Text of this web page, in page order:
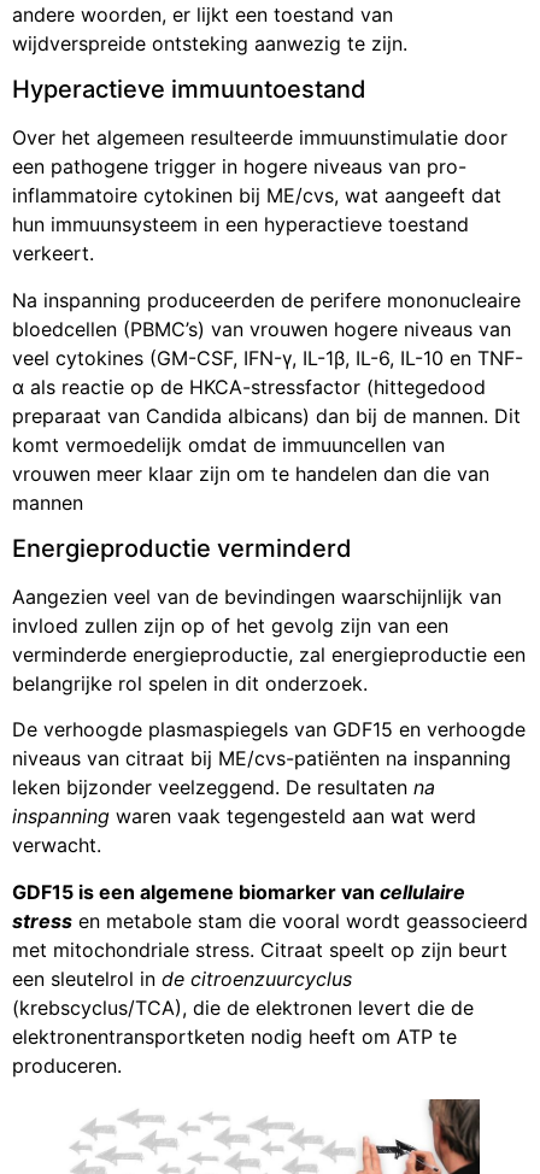
andere woorden, er lijkt een toestand van
wijdverspreide ontsteking aanwezig te zijn.
Hyperactieve immuuntoestand
Over het algemeen resulteerde immuunstimulatie door
een pathogene trigger in hogere niveaus van pro-
inflammatoire cytokinen bij ME/cvs, wat aangeeft dat
hun immuunsysteem in een hyperactieve toestand
verkeert.
Na inspanning produceerden de perifere mononucleaire
bloedcellen (PBMC’s) van vrouwen hogere niveaus van
veel cytokines (GM-CSF, IFN-γ, IL-1β, IL-6, IL-10 en TNF-
α als reactie op de HKCA-stressfactor (hittegedood
preparaat van Candida albicans) dan bij de mannen. Dit
komt vermoedelijk omdat de immuuncellen van
vrouwen meer klaar zijn om te handelen dan die van
mannen
Energieproductie verminderd
Aangezien veel van de bevindingen waarschijnlijk van
invloed zullen zijn op of het gevolg zijn van een
verminderde energieproductie, zal energieproductie een
belangrijke rol spelen in dit onderzoek.
De verhoogde plasmaspiegels van GDF15 en verhoogde
niveaus van citraat bij ME/cvs-patiënten na inspanning
leken bijzonder veelzeggend. De resultaten na
inspanning waren vaak tegengesteld aan wat werd
verwacht.
GDF15 is een algemene biomarker van cellulaire
stress en metabole stam die vooral wordt geassocieerd
met mitochondriale stress. Citraat speelt op zijn beurt
een sleutelrol in de citroenzuurcyclus
(krebscyclus/TCA), die de elektronen levert die de
elektronentransportketen nodig heeft om ATP te
produceren.